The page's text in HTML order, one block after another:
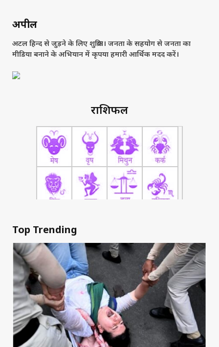
अपील
अटल हिन्द से जुड़ने के लिए शुक्रिया। जनता के सहयोग से जनता का
मीडिया बनाने के अभियान में कृपया हमारी आर्थिक मदद करें।
राशिफल
Top Trending